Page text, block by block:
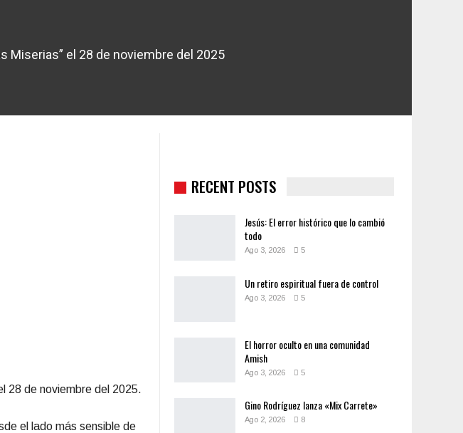
Miserias” el 28 de noviembre del 2025
28 de noviembre del 2025.
el lado más sensible de
RECENT POSTS
Jesús: El error histórico que lo cambió
todo
Ago 3, 2026 5
Un retiro espiritual fuera de control
Ago 3, 2026 5
El horror oculto en una comunidad
Amish
Ago 3, 2026 5
Gino Rodríguez lanza «Mix Carrete»
Ago 2, 2026 8